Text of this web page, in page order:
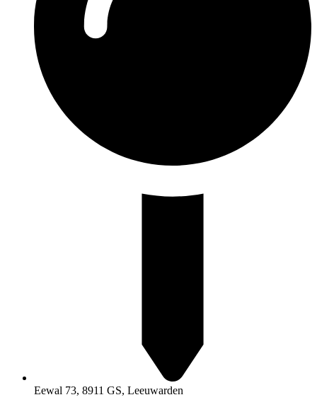
Eewal 73, 8911 GS, Leeuwarden